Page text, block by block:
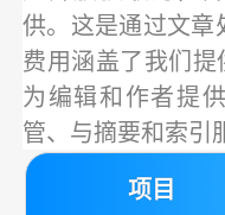
供。这是通过文章
费用涵盖了我们
为编辑和作者提
管、与摘要和索引
项目